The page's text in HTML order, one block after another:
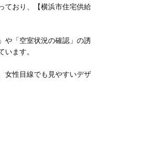
ており、【横浜市住宅供給
や「空室状況の確認」の誘
ます。
女性目線でも見やすいデザ